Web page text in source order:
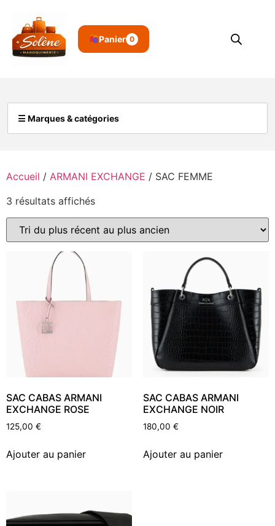
Panier 0
☰ Marques & catégories
Accueil / ARMANI EXCHANGE / SAC FEMME
3 résultats affichés
SAC CABAS ARMANI
EXCHANGE ROSE
125,00 €
Ajouter au panier
SAC CABAS ARMANI
EXCHANGE NOIR
180,00 €
Ajouter au panier